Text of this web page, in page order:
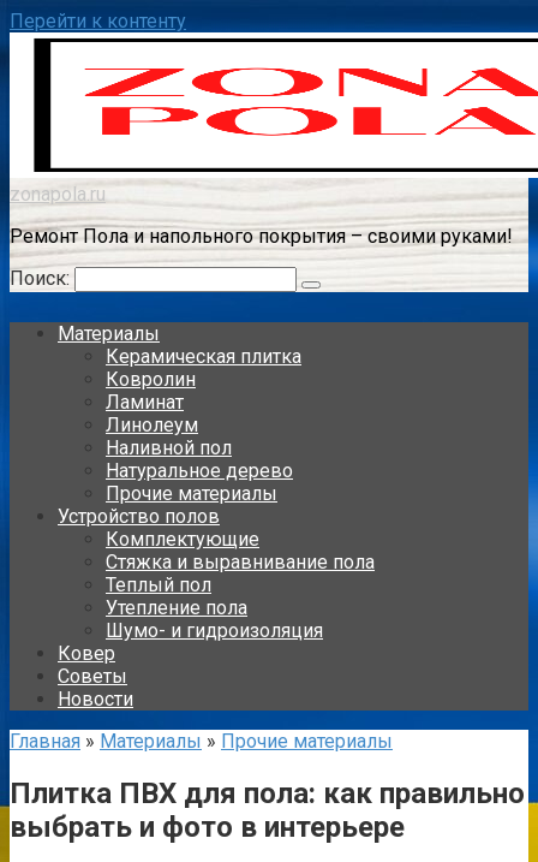
Перейти к контенту
zonapola.ru
Ремонт Пола и напольного покрытия – своими руками!
Поиск:
Материалы
Керамическая плитка
Ковролин
Ламинат
Линолеум
Наливной пол
Натуральное дерево
Прочие материалы
Устройство полов
Комплектующие
Стяжка и выравнивание пола
Теплый пол
Утепление пола
Шумо- и гидроизоляция
Ковер
Советы
Новости
Главная » Материалы » Прочие материалы
Плитка ПВХ для пола: как правильно
выбрать и фото в интерьере